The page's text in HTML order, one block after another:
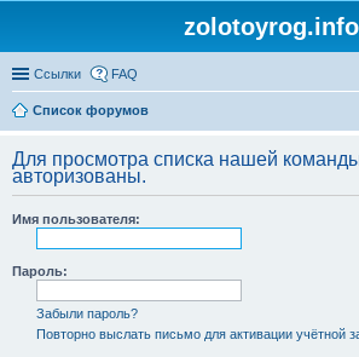
zolotoyrog.info
Ссылки FAQ
Список форумов
Для просмотра списка нашей
авторизованы.
Имя пользователя:
Пароль:
Забыли пароль?
Повторно выслать письмо для активации учётной